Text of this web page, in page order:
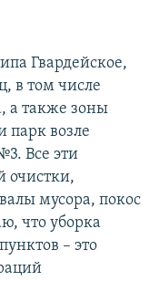
Гвардейское,
в том числе
а также зоны
парк возле
Все эти
очистки,
мусора, покос
что уборка
– это